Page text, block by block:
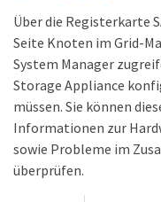
Über die Registerkarte
Seite Knoten im Grid-
System Manager
Storage Appliance
müssen. Sie können
Informationen zur
sowie Probleme im
überprüfen.